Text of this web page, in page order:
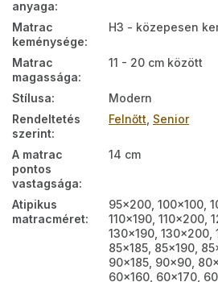
anyaga:
Matrac
keménysége:
H3 - közepesen
Matrac
magassága:
11 - 20 cm között
Stílusa:
Modern
Rendeltetés
szerint:
Felnőtt Senior
A matrac
pontos
vastagsága:
14 cm
Atipikus
matracméret:
95x200, 100x100,
110x190, 110x200,
130x190, 130x200,
85x185, 85x190,
90x185, 90x90,
60x160, 60x170,